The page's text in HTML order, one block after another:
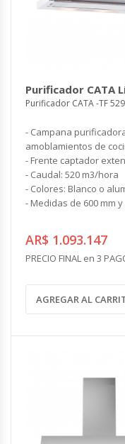
Purificador CATA
Purificador CATA -TF
- Campana
amoblamientos de
- Frente captador
- Caudal: 520 m3/hora
- Colores: Blanco o
- Medidas de 600 mm
AR$ 1.093.147
PRECIO FINAL en 3
AGREGAR AL